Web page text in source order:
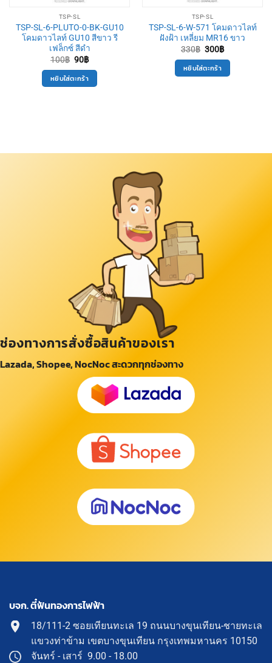
TSP-SL
TSP-SL-6-PLUTO-0-BK-GU10
โคมดาวไลท์ GU10 สีขาว รี
เฟล็กซ์ สีดำ
100฿ Original
price
was:
100฿.
90฿Current
is:
90฿.
หยิบใส่ตะกร้า
TSP-SL
TSP-SL-6-W-571 โคมดาวไลท์
ฝังฝ้า เหลี่ยม MR16 ขาว
330฿ Original
price
was:
330฿.
300฿Current
is:
300฿.
หยิบใส่ตะกร้า
ช่องทางการสั่งซื้อสินค้าของเรา
Lazada, Shopee, NocNoc สะดวกทุกช่องทาง
บจก. ตี๋ฟันทองการไฟฟ้า
18/111-2 ซอยเทียนทะเล 19 ถนนบางขุนเทียน-ชายทะเล
แขวงท่าข้าม เขตบางขุนเทียน กรุงเทพมหานคร 10150
จันทร์ - เสาร์ 9.00 - 18.00